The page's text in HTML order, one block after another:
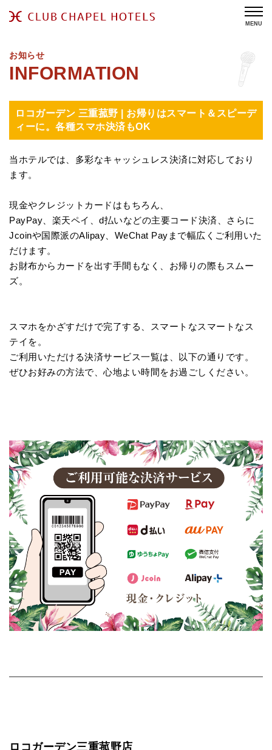
MENU
お知らせ
ロコガーデン 三重菰野 | お帰りはスマート＆スピーデ
ィーに。各種スマホ決済もOK
当ホテルでは、 多彩なキャッシュレス決済に対応しており
ます。
現金やクレジットカードはもちろん、
PayPay、 楽天ペイ、 d払いなどの主要コード決済、
さらに
Jcoinや国際派のAlipay、 WeChat Payまで幅広くご利用いた
だけます。
お財布からカードを出す手間もなく、 お帰りの際もスムー
ズ。
スマホをかざすだけで完了する、
スマートなスマートなス
テイを。
ご利用いただける決済サービス一覧は、
以下の通りです。
ぜひお好みの方法で、 心地よい時間をお過ごしください。
ロコガーデン三重菰野店